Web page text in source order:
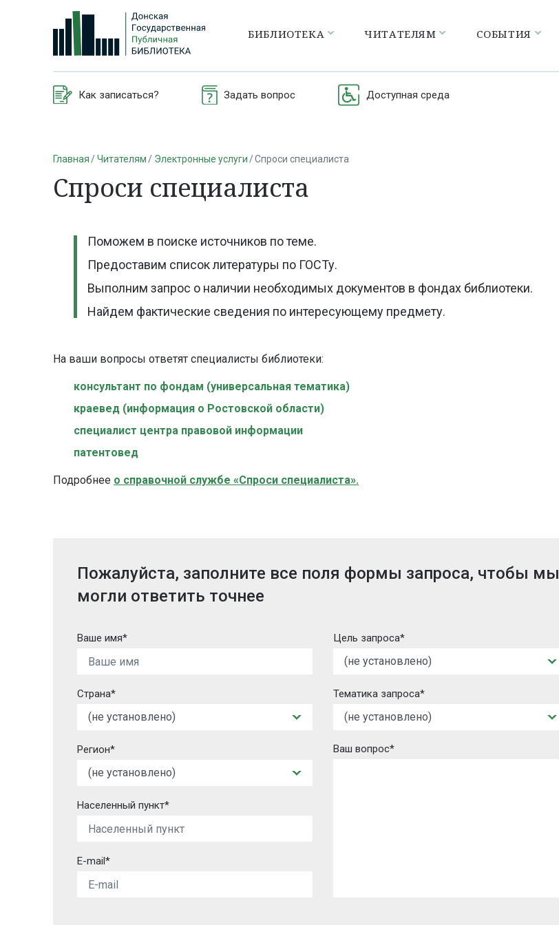
БИБЛИОТЕКА ЧИТАТЕЛЯМ СОБЫТИЯ
Как записаться? Задать вопрос Доступная среда
Главная Читателям Электронные услуги Спроси специалиста
Спроси специалиста
Поможем в поиске источников по теме.
Предоставим список литературы по ГОСТу.
Выполним запрос о наличии необходимых документов в фондах библиотеки.
Найдем фактические сведения по интересующему предмету.
На ваши вопросы ответят специалисты библиотеки:
консультант по фондам (универсальная тематика)
краевед (информация о Ростовской области)
специалист центра правовой информации
патентовед
Подробнее о справочной службе «Спроси специалиста».
Пожалуйста, заполните все поля формы запроса, чтобы мы
могли ответить точнее
Ваше имя* Цель запроса*
Страна* Тематика запроса*
Регион*
Населенный пункт*
E-mail*
Ваш вопрос*